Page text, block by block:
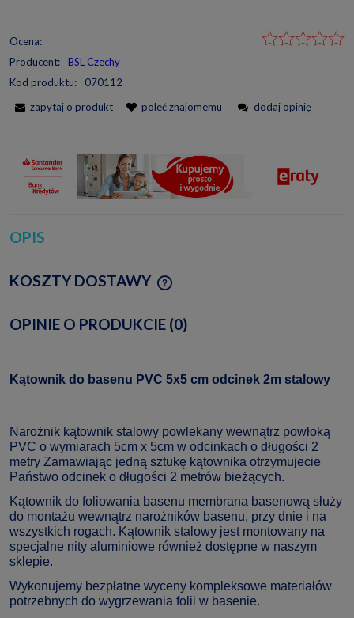
Ocena:
Producent:
BSL Czechy
Kod produktu:
070112
zapytaj o produkt
poleć znajomemu dodaj opinię
OPIS
KOSZTY DOSTAWY
CENA NIE ZAWIERA EWENTUALNYCH KOSZTÓW
OPINIE O PRODUKCIE (0)
Kątownik do basenu PVC 5x5 cm odcinek 2m stalowy
Narożnik kątownik stalowy powlekany wewnątrz powłoką
PVC o wymiarach 5cm x 5cm w odcinkach o długości 2
metry Zamawiając jedną sztukę kątownika otrzymujecie
Państwo odcinek o długości 2 metrów bieżących.
Kątownik do foliowania basenu membrana basenową służy
do montażu wewnątrz narożników basenu, przy dnie i na
wszystkich rogach. Kątownik stalowy jest montowany na
specjalne nity aluminiowe również dostępne w naszym
sklepie.
Wykonujemy bezpłatne wyceny kompleksowe materiałów
potrzebnych do wygrzewania folii w basenie.